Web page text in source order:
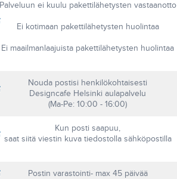
Palveluun ei kuulu pakettilähetysten vastaanotto
Ei kotimaan pakettilähetysten huolintaa
Ei maailmanlaajuista pakettilähetysten huolintaa
Nouda postisi henkilökohtaisesti
Designcafe Helsinki aulapalvelu
(Ma-Pe: 10:00 - 16:00)
Kun posti saapuu,
saat siitä viestin kuva tiedostolla sähköpostilla
Postin varastointi- max 45 päivää